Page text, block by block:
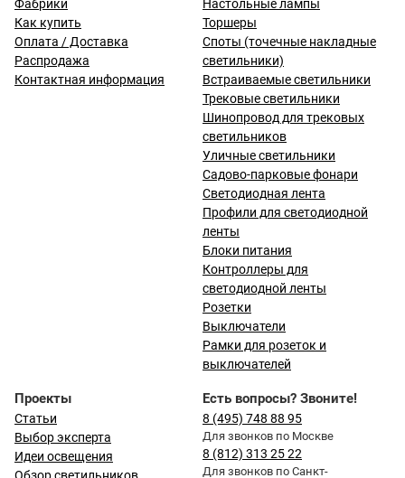
Фабрики
Как купить
Оплата / Доставка
Распродажа
Контактная информация
Настольные лампы
Торшеры
Споты (точечные накладные
светильники)
Встраиваемые светильники
Трековые светильники
Шинопровод для трековых
светильников
Уличные светильники
Садово-парковые фонари
Светодиодная лента
Профили для светодиодной
ленты
Блоки питания
Контроллеры для
светодиодной ленты
Розетки
Выключатели
Рамки для розеток и
выключателей
Проекты
Статьи
Выбор эксперта
Идеи освещения
Есть вопросы? Звоните!
8 (495) 748 88 95
Для звонков по Москве
8 (812) 313 25 22
Для звонков по Санкт-